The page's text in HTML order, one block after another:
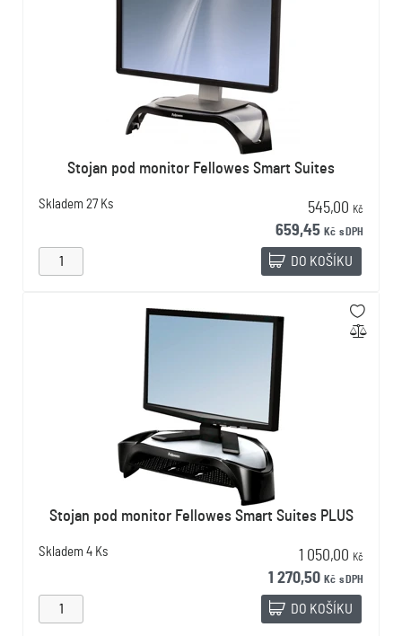
Stojan pod monitor Fellowes Smart Suites
Skladem 27 Ks 545,00 Kč
659,45 Kč s DPH
DO KOŠÍKU
Stojan pod monitor Fellowes Smart Suites PLUS
Skladem 4 Ks 1 050,00 Kč
1 270,50 Kč s DPH
DO KOŠÍKU